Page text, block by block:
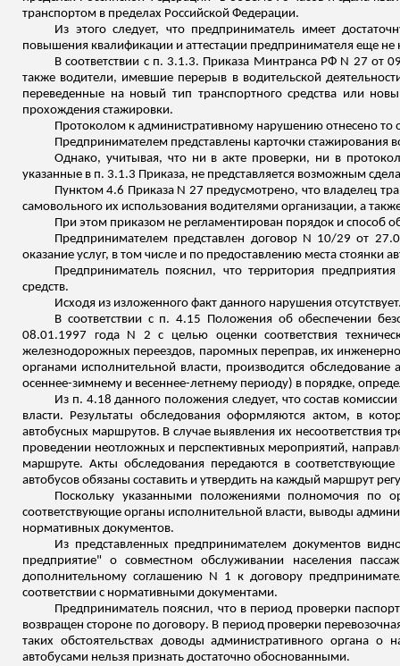
транспортом в пределах Российской Федерации.
Из этого следует, что предприниматель имеет
повышения квалификации и аттестации предпринимателя еще не
В соответствии с п. 3.1.3. Приказа Минтранса РФ N 27 от
также водители, имевшие перерыв в водительской
переведенные на новый тип транспортного средства или
прохождения стажировки.
Протоколом к административному нарушению отнесено то
Предпринимателем представлены карточки стажирования
Однако, учитывая, что ни в акте проверки, ни в
указанные в п. 3.1.3 Приказа, не представляется возможным
Пунктом 4.6 Приказа N 27 предусмотрено, что владелец
самовольного их использования водителями организации, а
При этом приказом не регламентирован порядок и способ
Предпринимателем представлен договор N 10/29 от
оказание услуг, в том числе и по предоставлению места стоянки
Предприниматель пояснил, что территория
средств.
Исходя из изложенного факт данного нарушения отсутствует
В соответствии с п. 4.15 Положения об обеспечении
08.01.1997 года N 2 с целью оценки соответствия
железнодорожных переездов, паромных переправ, их
органами исполнительной власти, производится
осеннее-зимнему и весеннее-летнему периоду) в порядке,
Из п. 4.18 данного положения следует, что состав
власти. Результаты обследования оформляются актом, в
автобусных маршрутов. В случае выявления их несоответствия
проведении неотложных и перспективных мероприятий,
маршруте. Акты обследования передаются в
автобусов обязаны составить и утвердить на каждый маршрут
Поскольку указанными положениями полномочия по
соответствующие органы исполнительной власти, выводы
нормативных документов.
Из представленных предпринимателем документов
предприятие" о совместном обслуживании населения
дополнительному соглашению N 1 к договору
соответствии с нормативными документами.
Предприниматель пояснил, что в период проверки
возвращен стороне по договору. В период проверки
таких обстоятельствах доводы административного органа
автобусами нельзя признать достаточно обоснованными.